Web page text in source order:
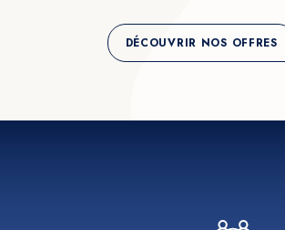
DÉCOUVRIR NOS OFFRES